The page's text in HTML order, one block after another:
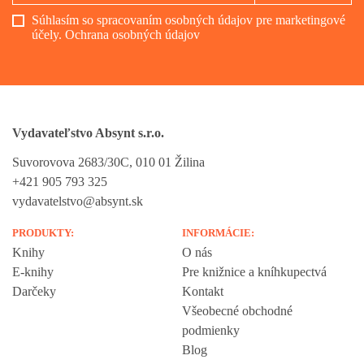
Súhlasím so spracovaním osobných údajov pre marketingové
účely. Ochrana osobných údajov
Vydavateľstvo Absynt s.r.o.
Suvorovova 2683/30C, 010 01 Žilina
+421 905 793 325
vydavatelstvo@absynt.sk
PRODUKTY:
Knihy
E-knihy
Darčeky
INFORMÁCIE:
O nás
Pre knižnice a kníhkupectvá
Kontakt
Všeobecné obchodné
podmienky
Blog